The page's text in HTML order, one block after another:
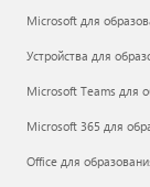
Microsoft для
Устройства для
Microsoft Teams для
Microsoft 365 для
Office для